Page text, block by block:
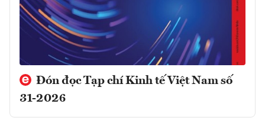
Đón đọc Tạp chí Kinh tế Việt Nam số
31-2026